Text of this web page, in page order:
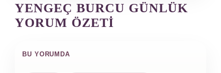
YENGEÇ BURCU GÜNLÜK
YORUM ÖZETI
BU YORUMDA